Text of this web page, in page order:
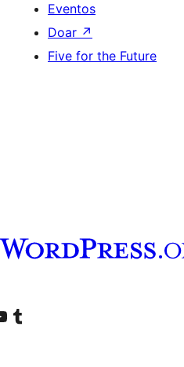
Eventos
Doar ↗
Five for the Future
de TikTok
nosa canle de YouTube
Visita a nosa conta de Tumblr